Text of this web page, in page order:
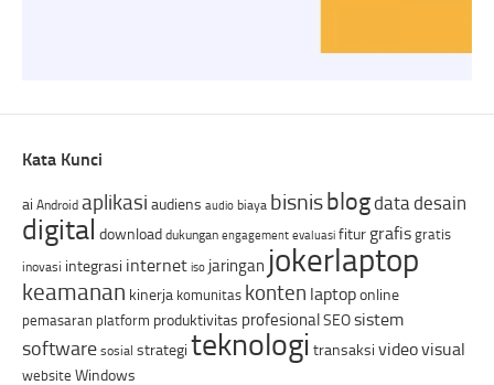
Kata Kunci
ai Android aplikasi audiens audio biaya bisnisblogdatadesain
digital download dukungan engagement evaluasi fitur grafis gratis
inovasi integrasi internet iso jaringan jokerlaptop
keamanan kinerja komunitas konten laptoponline
pemasaran platform produktivitas profesionalSEOsistem
software sosial strategi teknologi transaksi videovisual
website Windows